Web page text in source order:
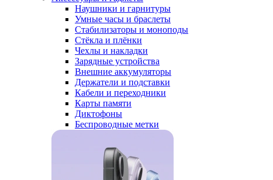
Наушники и гарнитуры
Умные часы и браслеты
Стабилизаторы и моноподы
Стёкла и плёнки
Чехлы и накладки
Зарядные устройства
Внешние аккумуляторы
Держатели и подставки
Кабели и переходники
Карты памяти
Диктофоны
Беспроводные метки